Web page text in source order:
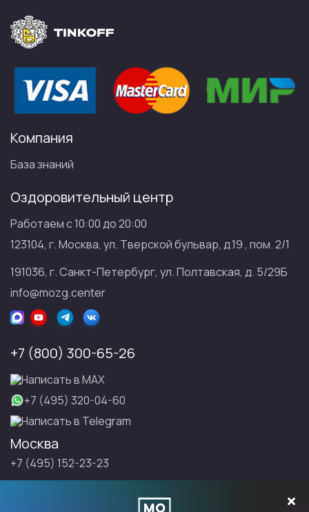
Компания
База знаний
Оздоровительный центр
Работаем с 10:00 до 20:00
123104, г. Москва, ул. Тверской бульвар, д.19 , пом. 2/1
191036, г. Санкт-Петербург, ул. Полтавская, д. 5/29Б
info@mozg.center
+7 (800) 300-65-26
Написать в МАХ
+7 (495) 320-04-60
Написать в Telegram
Москва
+7 (495) 152-23-23
Санкт-Петербург